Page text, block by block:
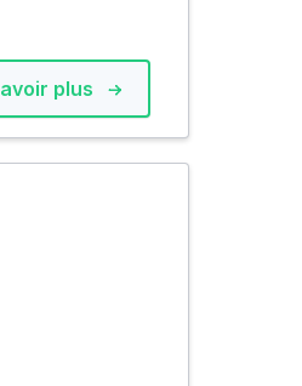
plus